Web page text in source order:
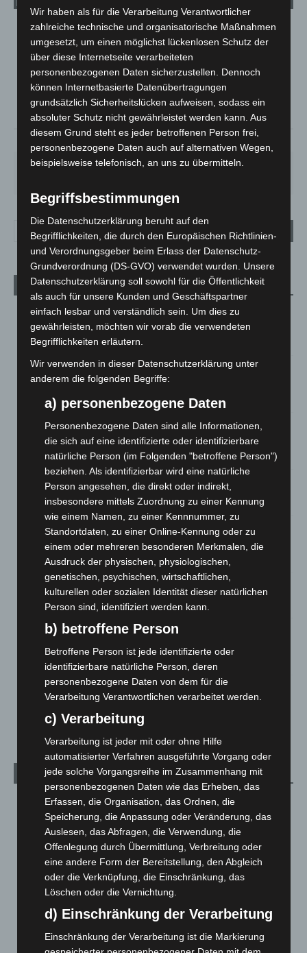
LANGENHAGEN
Ein Paar Wolken
14.8°C 16.1°
14°
FR. SA. SO. MO.
Aktuelle Beiträge
Brand im „Haus der Begegnung“ in Neuwarmbüchen schnell
eingedämmt
6. August 2026
Region Hannover: 21 neue Notfallsanitäter starten beim
Roten Kreuz
5. August 2026
Mann läuft mit Hockeyschläger über A7 – Polizei sucht
Zeugen
5. August 2026
Celle: Mensch stirbt bei Bagger-Unfall auf Baustelle
5. August 2026
Gasleitung bei McDonald’s-Umbau in Langenhagen
beschädigt
5. August 2026
Anklage nach Abschaltung von „Archetyp Market“ erhoben
3. August 2026
Hannover: Polizei stoppt 166 Trunkenheitsfahrten bei
2. August 2026
Hannover Klassik Open Air 2026: Französische Oper im
Maschpark
2. August 2026
Kategorien
Blaulicht
Corona-News
712
Hannover und Region
Langenhagen und Ortsteile
Leserbriefe
Menschen
Veranstaltungen
Wir haben als für die Verarbeitung Verantwortlicher
zahlreiche technische und organisatorische Maßnahmen
umgesetzt, um einen möglichst lückenlosen Schutz der
über diese Internetseite verarbeiteten
personenbezogenen Daten sicherzustellen. Dennoch
können Internetbasierte Datenübertragungen
grundsätzlich Sicherheitslücken aufweisen, sodass ein
absoluter Schutz nicht gewährleistet werden kann. Aus
diesem Grund steht es jeder betroffenen Person frei,
personenbezogene Daten auch auf alternativen Wegen,
beispielsweise telefonisch, an uns zu übermitteln.
Begriffsbestimmungen
Die Datenschutzerklärung beruht auf den
Begrifflichkeiten, die durch den Europäischen Richtlinien-
und Verordnungsgeber beim Erlass der Datenschutz-
Grundverordnung (DS-GVO) verwendet wurden. Unsere
Datenschutzerklärung soll sowohl für die Öffentlichkeit
als auch für unsere Kunden und Geschäftspartner
einfach lesbar und verständlich sein. Um dies zu
gewährleisten, möchten wir vorab die verwendeten
Begrifflichkeiten erläutern.
Wir verwenden in dieser Datenschutzerklärung unter
anderem die folgenden Begriffe:
a) personenbezogene Daten
Personenbezogene Daten sind alle Informationen,
die sich auf eine identifizierte oder identifizierbare
natürliche Person (im Folgenden "betroffene Person")
beziehen. Als identifizierbar wird eine natürliche
Person angesehen, die direkt oder indirekt,
insbesondere mittels Zuordnung zu einer Kennung
wie einem Namen, zu einer Kennnummer, zu
Standortdaten, zu einer Online-Kennung oder zu
einem oder mehreren besonderen Merkmalen, die
Ausdruck der physischen, physiologischen,
genetischen, psychischen, wirtschaftlichen,
kulturellen oder sozialen Identität dieser natürlichen
Person sind, identifiziert werden kann.
b) betroffene Person
Betroffene Person ist jede identifizierte oder
identifizierbare natürliche Person, deren
personenbezogene Daten von dem für die
Verarbeitung Verantwortlichen verarbeitet werden.
c) Verarbeitung
Verarbeitung ist jeder mit oder ohne Hilfe
automatisierter Verfahren ausgeführte Vorgang oder
jede solche Vorgangsreihe im Zusammenhang mit
personenbezogenen Daten wie das Erheben, das
Erfassen, die Organisation, das Ordnen, die
Speicherung, die Anpassung oder Veränderung, das
Auslesen, das Abfragen, die Verwendung, die
Offenlegung durch Übermittlung, Verbreitung oder
eine andere Form der Bereitstellung, den Abgleich
oder die Verknüpfung, die Einschränkung, das
Löschen oder die Vernichtung.
d) Einschränkung der Verarbeitung
Einschränkung der Verarbeitung ist die Markierung